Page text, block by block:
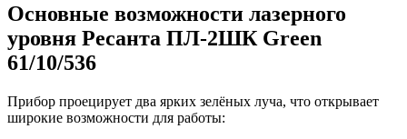
Основные возможности лазерного
уровня Ресанта ПЛ-2ШК Green
61/10/536
Прибор проецирует два ярких зелёных луча, что открывает
широкие возможности для работы: